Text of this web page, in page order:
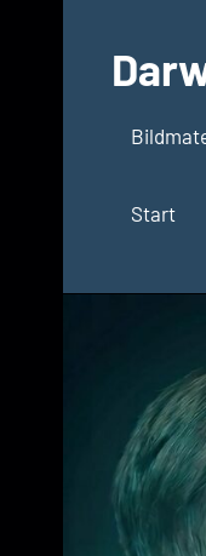
springen
Start